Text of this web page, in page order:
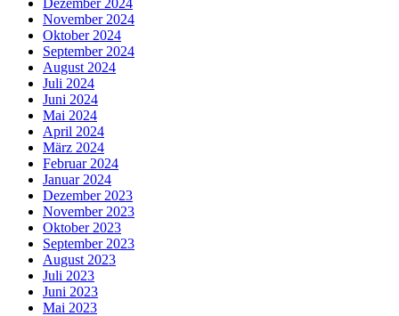
November 2024
Oktober 2024
September 2024
August 2024
Juli 2024
Juni 2024
Mai 2024
April 2024
März 2024
Februar 2024
Januar 2024
Dezember 2023
November 2023
Oktober 2023
September 2023
August 2023
Juli 2023
Juni 2023
Mai 2023